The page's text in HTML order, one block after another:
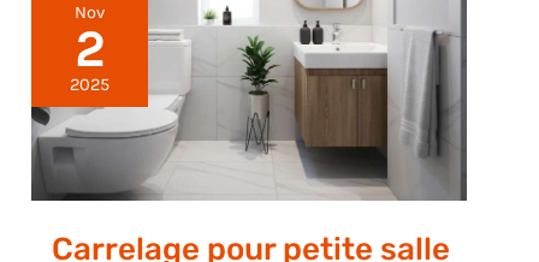
Nov
2
2025
Carrelage pour petite salle